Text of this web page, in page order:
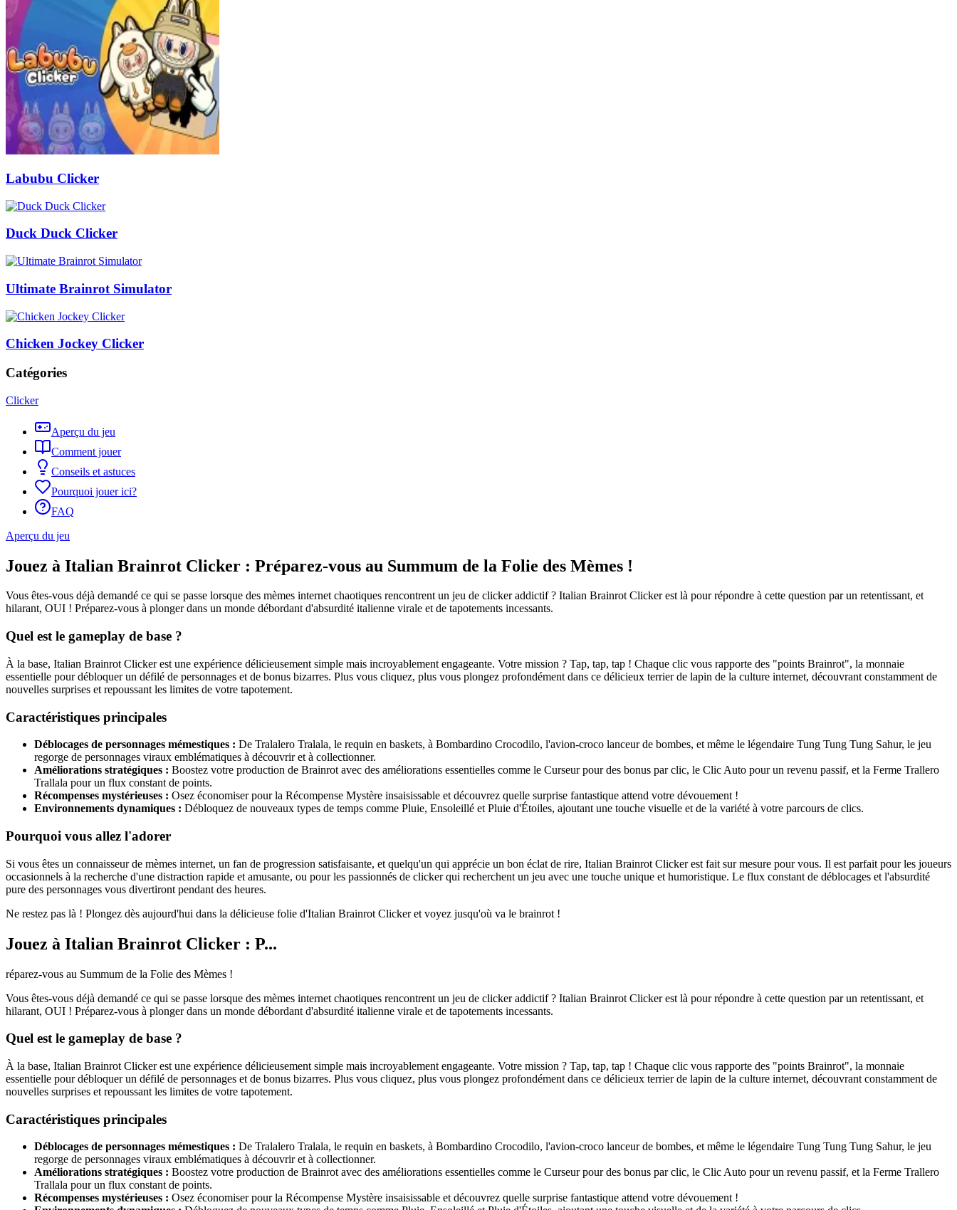
Labubu Clicker
Duck Duck Clicker
Ultimate Brainrot Simulator
Chicken Jockey Clicker
Catégories
Clicker
Aperçu du jeu
Comment jouer
Conseils et astuces
Pourquoi jouer ici?
FAQ
Aperçu du jeu
Jouez à Italian Brainrot Clicker : Préparez-vous au Summum de la Folie des Mèmes !
Vous êtes-vous déjà demandé ce qui se passe lorsque des mèmes internet chaotiques rencontrent un jeu de clicker addictif ? Italian Brainrot Clicker est là pour répondre à cette question par un retentissant, et
hilarant, OUI ! Préparez-vous à plonger dans un monde débordant d'absurdité italienne virale et de tapotements incessants.
Quel est le gameplay de base ?
À la base, Italian Brainrot Clicker est une expérience délicieusement simple mais incroyablement engageante. Votre mission ? Tap, tap, tap ! Chaque clic vous rapporte des "points Brainrot", la monnaie
essentielle pour débloquer un défilé de personnages et de bonus bizarres. Plus vous cliquez, plus vous plongez profondément dans ce délicieux terrier de lapin de la culture internet, découvrant constamment de
nouvelles surprises et repoussant les limites de votre tapotement.
Caractéristiques principales
Déblocages de personnages mémestiques : De Tralalero Tralala, le requin en baskets, à Bombardino Crocodilo, l'avion-croco lanceur de bombes, et même le légendaire Tung Tung Tung Sahur, le jeu
regorge de personnages viraux emblématiques à découvrir et à collectionner.
Améliorations stratégiques : Boostez votre production de Brainrot avec des améliorations essentielles comme le Curseur pour des bonus par clic, le Clic Auto pour un revenu passif, et la Ferme Trallero
Trallala pour un flux constant de points.
Récompenses mystérieuses : Osez économiser pour la Récompense Mystère insaisissable et découvrez quelle surprise fantastique attend votre dévouement !
Environnements dynamiques : Débloquez de nouveaux types de temps comme Pluie, Ensoleillé et Pluie d'Étoiles, ajoutant une touche visuelle et de la variété à votre parcours de clics.
Pourquoi vous allez l'adorer
Si vous êtes un connaisseur de mèmes internet, un fan de progression satisfaisante, et quelqu'un qui apprécie un bon éclat de rire, Italian Brainrot Clicker est fait sur mesure pour vous. Il est parfait pour les joueurs
occasionnels à la recherche d'une distraction rapide et amusante, ou pour les passionnés de clicker qui recherchent un jeu avec une touche unique et humoristique. Le flux constant de déblocages et l'absurdité
pure des personnages vous divertiront pendant des heures.
Ne restez pas là ! Plongez dès aujourd'hui dans la délicieuse folie d'Italian Brainrot Clicker et voyez jusqu'où va le brainrot !
Jouez à Italian Brainrot Clicker : P...
réparez-vous au Summum de la Folie des Mèmes !
Vous êtes-vous déjà demandé ce qui se passe lorsque des mèmes internet chaotiques rencontrent un jeu de clicker addictif ? Italian Brainrot Clicker est là pour répondre à cette question par un retentissant, et
hilarant, OUI ! Préparez-vous à plonger dans un monde débordant d'absurdité italienne virale et de tapotements incessants.
Quel est le gameplay de base ?
À la base, Italian Brainrot Clicker est une expérience délicieusement simple mais incroyablement engageante. Votre mission ? Tap, tap, tap ! Chaque clic vous rapporte des "points Brainrot", la monnaie
essentielle pour débloquer un défilé de personnages et de bonus bizarres. Plus vous cliquez, plus vous plongez profondément dans ce délicieux terrier de lapin de la culture internet, découvrant constamment de
nouvelles surprises et repoussant les limites de votre tapotement.
Caractéristiques principales
Déblocages de personnages mémestiques : De Tralalero Tralala, le requin en baskets, à Bombardino Crocodilo, l'avion-croco lanceur de bombes, et même le légendaire Tung Tung Tung Sahur, le jeu
regorge de personnages viraux emblématiques à découvrir et à collectionner.
Améliorations stratégiques : Boostez votre production de Brainrot avec des améliorations essentielles comme le Curseur pour des bonus par clic, le Clic Auto pour un revenu passif, et la Ferme Trallero
Trallala pour un flux constant de points.
Récompenses mystérieuses : Osez économiser pour la Récompense Mystère insaisissable et découvrez quelle surprise fantastique attend votre dévouement !